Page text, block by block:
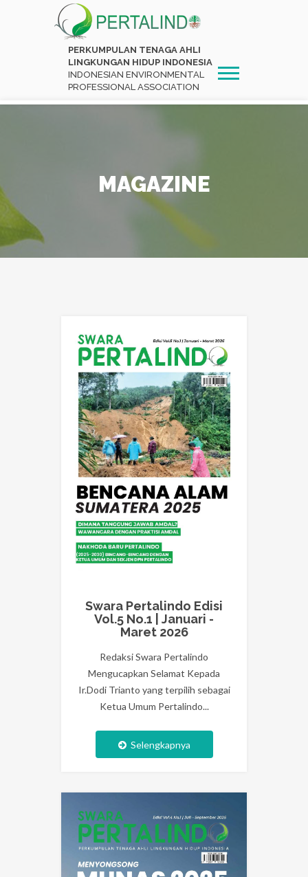
PERKUMPULAN TENAGA AHLI
LINGKUNGAN HIDUP INDONESIA
INDONESIAN ENVIRONMENTAL
PROFESSIONAL ASSOCIATION
MAGAZINE
Swara Pertalindo Edisi
Vol.5 No.1 | Januari -
Maret 2026
Redaksi Swara Pertalindo
Mengucapkan Selamat Kepada
Ir.Dodi Trianto yang terpilih sebagai
Ketua Umum Pertalindo...
Selengkapnya